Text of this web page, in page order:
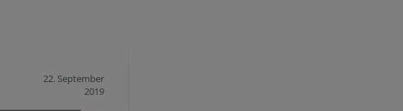
22. September
2019